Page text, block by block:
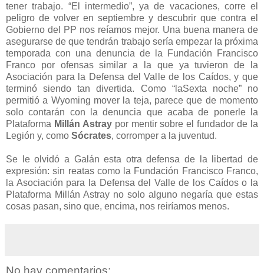
tener trabajo. “El intermedio”, ya de vacaciones, corre el
peligro de volver en septiembre y descubrir que contra el
Gobierno del PP nos reíamos mejor. Una buena manera de
asegurarse de que tendrán trabajo sería empezar la próxima
temporada con una denuncia de la Fundación Francisco
Franco por ofensas similar a la que ya tuvieron de la
Asociación para la Defensa del Valle de los Caídos, y que
terminó siendo tan divertida. Como “laSexta noche” no
permitió a Wyoming mover la teja, parece que de momento
solo contarán con la denuncia que acaba de ponerle la
Plataforma Millán Astraypor mentir sobre el fundador de la
Legión y, como Sócrates, corromper a la juventud.
Se le olvidó a Galán esta otra defensa de la libertad de
expresión: sin reatas como la Fundación Francisco Franco,
la Asociación para la Defensa del Valle de los Caídos o la
Plataforma Millán Astray no solo alguno negaría que estas
cosas pasan, sino que, encima, nos reiríamos menos.
No hay comentarios: